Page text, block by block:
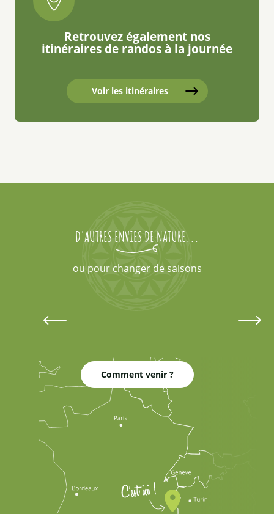
Retrouvez également nos
itinéraires de randos à la journée
Voir les itinéraires
D'AUTRES ENVIES DE NATURE...
ou pour changer de saisons
De l'été indien aux premières neiges
Comment venir ?